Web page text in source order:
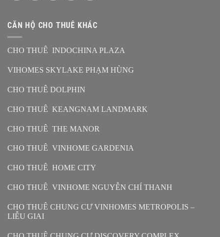
CĂN HỘ CHO THUÊ KHÁC
CHO THUÊ INDOCHINA PLAZA
VIHOMES SKYLAKE PHẠM HÙNG
CHO THUÊ DOLPHIN
CHO THUÊ KEANGNAM LANDMARK
CHO THUÊ THE MANOR
CHO THUÊ VINHOME GARDENIA
CHO THUÊ HOME CITY
CHO THUÊ VINHOME NGUYỄN CHÍ THANH
CHO THUÊ CHUNG CƯ VINHOMES METROPOLIS –
LIỄU GIAI